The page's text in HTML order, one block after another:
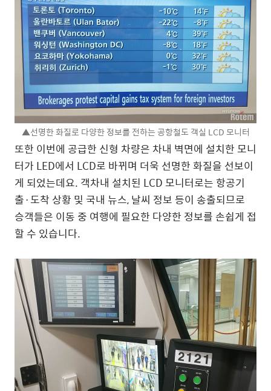
▲선명한 화질로 다양한 정보를 전하는 공항철도 객실 LCD 모니터
또한 이번에 공급한 신형 차량은 차내 벽면에 설치한 모니
터가 LED에서 LCD로 바뀌며 더욱 선명한 화질을 선보이
게 되었는데요. 객차내 설치된 LCD 모니터로는 항공기
출·도착 상황 및 국내 뉴스, 날씨 정보 등이 송출되므로
승객들은 이동 중 여행에 필요한 다양한 정보를 손쉽게 접
할 수 있습니다.